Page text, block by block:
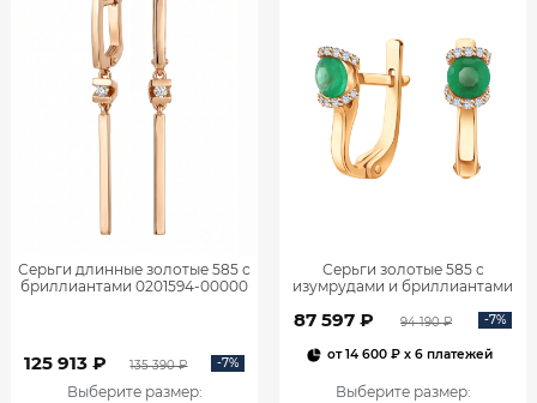
Серьги длинные золотые 585 с
бриллиантами 0201594-00000
125 913 ₽ 135 390 ₽ -7%
Выберите размер:
Серьги золотые 585 с
изумрудами и бриллиантами
87 597 ₽ 94 190 ₽ -7%
от14 600 ₽ x 6 платежей
Выберите размер: